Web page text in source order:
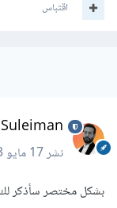
اقتباس
نشر17 مايو 2023
بشكل مختصر سأذكر لك